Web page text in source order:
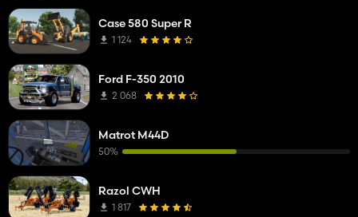
Case 580 Super R
1 124
Ford F-350 2010
2 068
Matrot M44D
50%
Razol CWH
1 817